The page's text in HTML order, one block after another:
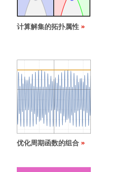
计算解集的拓扑属性
优化周期函数的组合